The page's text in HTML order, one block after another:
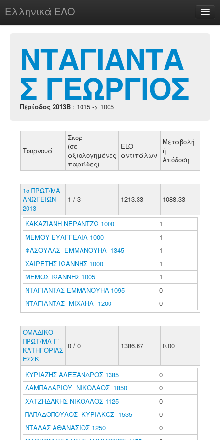
Ελληνικά ΕΛΟ
chesstu.be @ discord
Login
ΝΤΑΓΙΑΝΤΑ
Σ ΓΕΩΡΓΙΟΣ
Περίοδος 2013B : 1015 -> 1005
Τουρνουά
Σκορ
(σε
αξιολογημένες
παρτίδες)
ELO
αντιπάλων
Μεταβολή
ή
Απόδοση
1ο ΠΡΩΤ/ΜΑ
ΑΝΩΓΕΙΩΝ
2013
1 / 3 1213.33 1088.33
ΚΑΚΑΖΙΑΝΗ ΝΕΡΑΝΤΖΩ 1000
1
ΜΕΜΟΥ ΕΥΑΓΓΕΛΙΑ 1000
1
ΦΑΣΟΥΛΑΣ ΕΜΜΑΝΟΥΗΛ 1345
1
ΧΑΙΡΕΤΗΣ ΙΩΑΝΝΗΣ 1000
1
ΜΕΜΟΣ ΙΩΑΝΝΗΣ 1005
1
ΝΤΑΓΙΑΝΤΑΣ ΕΜΜΑΝΟΥΗΛ 1095
0
ΝΤΑΓΙΑΝΤΑΣ ΜΙΧΑΗΛ 1200
0
ΟΜΑΔΙΚΟ
ΠΡΩΤ/ΜΑ Γ΄
ΚΑΤΗΓΟΡΙΑΣ
ΕΣΣΚ
0 / 0 1386.67 0.00
ΚΥΡΙΑΖΗΣ ΑΛΕΞΑΝΔΡΟΣ 1385
0
ΛΑΜΠΑΔΑΡΙΟΥ ΝΙΚΟΛΑΟΣ 1850
0
ΧΑΤΖΗΔΑΚΗΣ ΝΙΚΟΛΑΟΣ 1125
0
ΠΑΠΑΔΟΠΟΥΛΟΣ ΚΥΡΙΑΚΟΣ 1535
0
ΝΤΑΛΑΣ ΑΘΑΝΑΣΙΟΣ 1250
0